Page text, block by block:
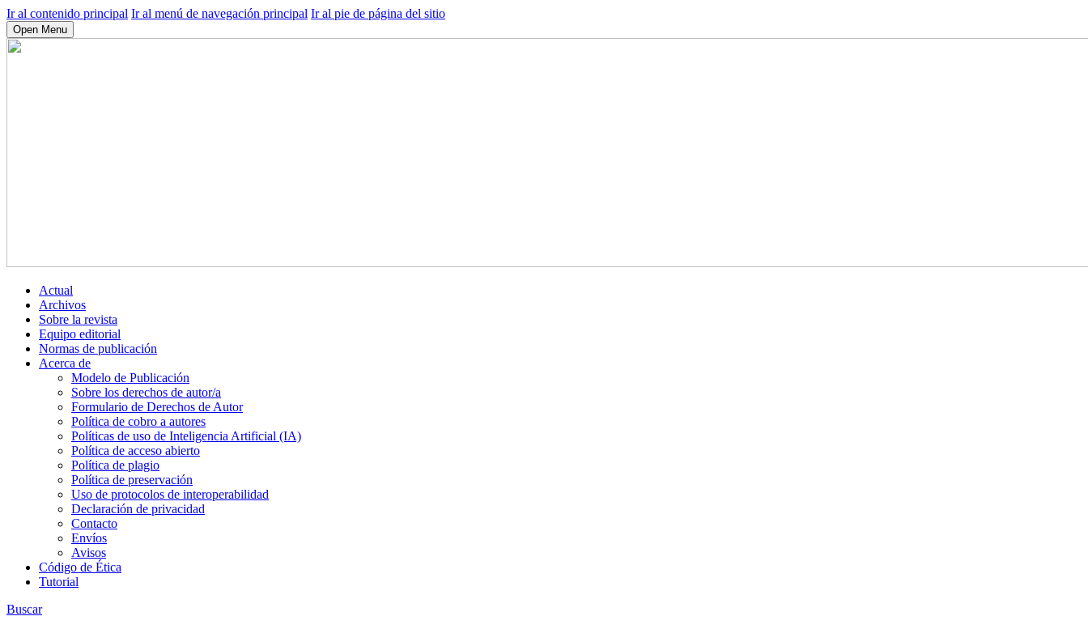
Ir al contenido principal Ir al menú de navegación principal Ir al pie de página del sitio
Open Menu
Actual
Archivos
Sobre la revista
Equipo editorial
Normas de publicación
Acerca de
Modelo de Publicación
Sobre los derechos de autor/a
Formulario de Derechos de Autor
Política de cobro a autores
Políticas de uso de Inteligencia Artificial (IA)
Política de acceso abierto
Política de plagio
Política de preservación
Uso de protocolos de interoperabilidad
Declaración de privacidad
Contacto
Envíos
Avisos
Código de Ética
Tutorial
Buscar